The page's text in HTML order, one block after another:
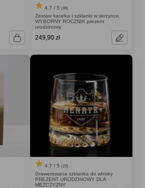
4.7 / 5 (49)
Zestaw karafka i szklanki w skrzynce
WYBORNY ROCZNIK prezent
urodzinowy
249,90 zł
4.7 / 5 (22)
Grawerowana szklanka do whisky
PREZENT URODZINOWY DLA
MĘŻCZYZNY